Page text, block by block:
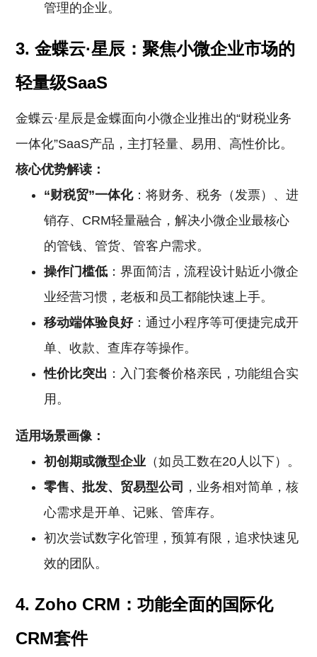
管理的企业。
3. 金蝶云·星辰：聚焦小微企业市场的
轻量级SaaS
金蝶云·星辰是金蝶面向小微企业推出的“财税业务
一体化”SaaS产品，主打轻量、易用、高性价比。
核心优势解读：
“财税贸”一体化：将财务、税务（发票）、进
销存、CRM轻量融合，解决小微企业最核心
的管钱、管货、管客户需求。
操作门槛低 ：界面简洁，流程设计贴近小微企
业经营习惯，老板和员工都能快速上手。
移动端体验良好：通过小程序等可便捷完成开
单、收款、查库存等操作。
性价比突出 ：入门套餐价格亲民，功能组合实
用。
适用场景画像：
初创期或微型企业 （如员工数在20人以下）。
零售、批发、贸易型公司
，业务相对简单，核
心需求是开单、记账、管库存。
初次尝试数字化管理，预算有限，追求快速见
效的团队。
4. Zoho CRM：功能全面的国际化
CRM套件